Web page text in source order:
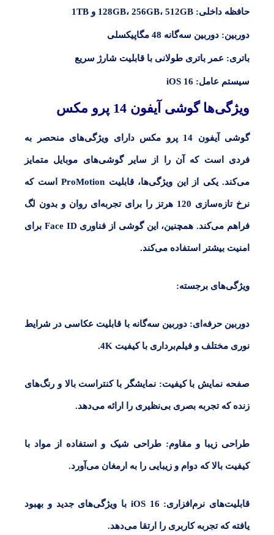
حافظه داخلی: 128GB، 256GB، 512GB و 1TB
دوربین: دوربین سه‌گانه 48 مگاپیکسلی
باتری: عمر باتری طولانی با قابلیت شارژ سریع
سیستم عامل: iOS 16
ویژگی‌ها گوشی آیفون 14 پرو مکس
گوشی آیفون 14 پرو مکس دارای ویژگی‌های منحصر به
فردی است که آن را از سایر گوشی‌های موبایل متمایز
می‌کند. یکی از این ویژگی‌ها، قابلیت ProMotion است که
نرخ تازه‌سازی 120 هرتز را برای تجربه‌ای روان و بدون لگ
فراهم می‌کند. همچنین، این گوشی از فناوری Face ID برای
امنیت بیشتر استفاده می‌کند.
ویژگی‌های برجسته:
دوربین حرفه‌ای: دوربین سه‌گانه با قابلیت عکاسی در شرایط
نوری مختلف و فیلم‌برداری با کیفیت 4K.
صفحه نمایش با کیفیت: نمایشگر با کنتراست بالا و رنگ‌های
زنده که تجربه بصری بی‌نظیری را ارائه می‌دهد.
طراحی زیبا و مقاوم: طراحی شیک و استفاده از مواد با
کیفیت بالا که دوام و زیبایی را به ارمغان می‌آورد.
قابلیت‌های نرم‌افزاری: iOS 16 با ویژگی‌های جدید و بهبود
یافته که تجربه کاربری را ارتقا می‌دهد.